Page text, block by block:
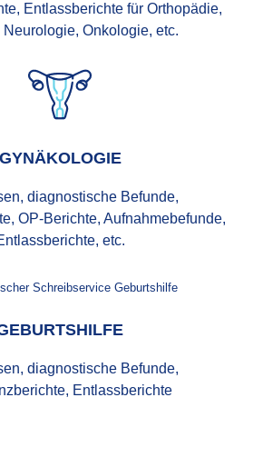
Entlassberichte für Orthopädie,
Neurologie, Onkologie, etc.
GYNÄKOLOGIE
diagnostische Befunde,
OP-Berichte, Aufnahmebefunde,
etc.
diagnostische Befunde,
Entlassberichte